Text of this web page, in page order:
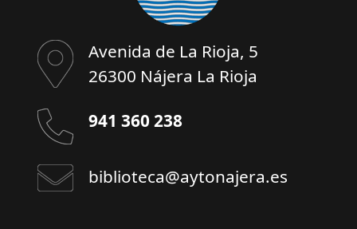
Avenida de La Rioja, 5
26300 Nájera La Rioja
941 360 238
biblioteca@aytonajera.es